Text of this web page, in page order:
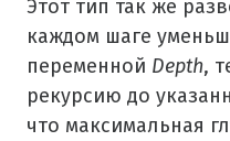
Этот тип так же
каждом шаге
переменной Depth,
рекурсию до
что максимальная